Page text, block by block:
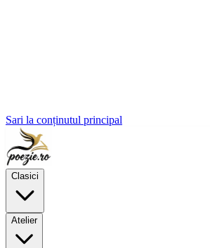
Sari la conținutul principal
Clasici
Atelier